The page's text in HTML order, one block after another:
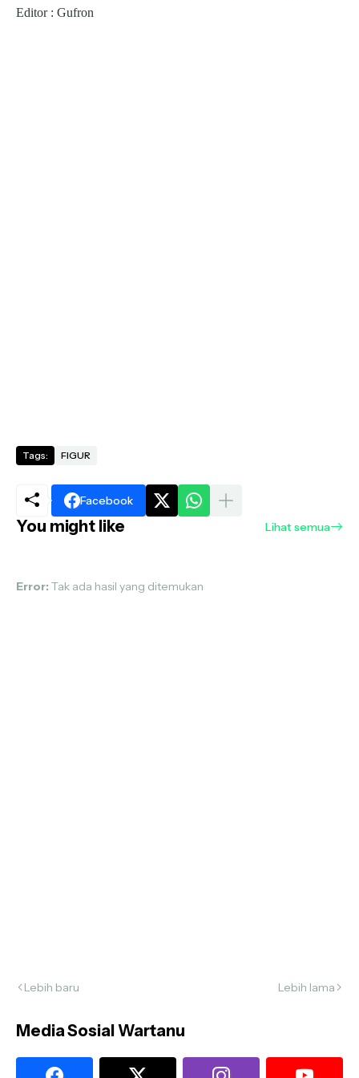
Editor : Gufron
Tags: FIGUR
Facebook
You might like Lihat semua
Error: Tak ada hasil yang ditemukan
Lebih baru Lebih lama
Media Sosial Wartanu